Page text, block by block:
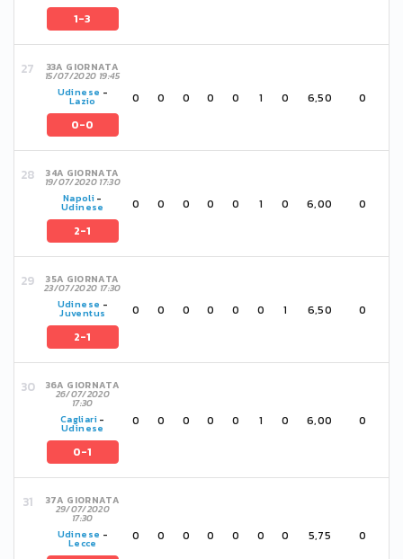
1-3
33A GIORNATA
15/07/2020 19:45
Udinese -
Lazio
0-0
0 0 0 0 0 1 0 6,50 0
34A GIORNATA
19/07/2020 17:30
Napoli -
Udinese
2-1
0 0 0 0 0 1 0 6,00 0
35A GIORNATA
23/07/2020 17:30
Udinese -
Juventus
2-1
0 0 0 0 0 0 1 6,50 0
36A GIORNATA
26/07/2020
17:30
Cagliari-
Udinese
0-1
0 0 0 0 0 1 0 6,00 0
37A GIORNATA
29/07/2020
17:30
Udinese -
Lecce 0 0 0 0 0 0 0 5,75 0